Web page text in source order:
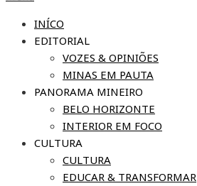
INÍCO
EDITORIAL
VOZES & OPINIÕES
MINAS EM PAUTA
PANORAMA MINEIRO
BELO HORIZONTE
INTERIOR EM FOCO
CULTURA
CULTURA
EDUCAR & TRANSFORMAR